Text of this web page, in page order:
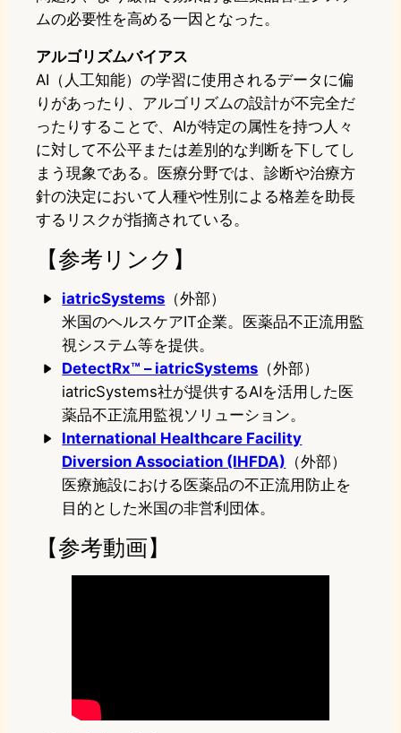
ムの必要性を高める一因となった。
アルゴリズムバイアス
AI（人工知能）の学習に使用されるデータに偏
りがあったり、アルゴリズムの設計が不完全だ
ったりすることで、AIが特定の属性を持つ人々
に対して不公平または差別的な判断を下してし
まう現象である。医療分野では、診断や治療方
針の決定において人種や性別による格差を助長
するリスクが指摘されている。
【参考リンク】
iatricSystems （外部）
米国のヘルスケアIT企業。医薬品不正流用監
視システム等を提供。
DetectRx™ – iatricSystems （外部）
iatricSystems社が提供するAIを活用した医
薬品不正流用監視ソリューション。
International Healthcare Facility
Diversion Association (IHFDA) （外部）
医療施設における医薬品の不正流用防止を
目的とした米国の非営利団体。
【参考動画】